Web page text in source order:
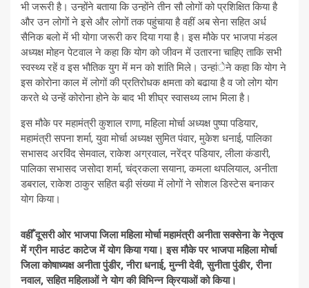
भी जरूरी है। उन्होंने बताया कि उन्होंने तीन सौ लोगों को प्रशिक्षित किया है
और उन लोगों ने इसे और लोगों तक पहुंचाया है वहीं अब सेना सहित अर्ध
सैनिक बलो में भी योगा जरूरी कर दिया गया है। इस मौके पर भाजपा मंडल
अध्यक्ष मोहन पेटवाल ने कहा कि योग को जीवन में उतारना चाहिए ताकि सभी
स्वस्थ्य रहें व इस भौतिक युग में मन को शांति मिले। उन्हांेने कहा कि योग ने
इस कोरोना काल में लोगों की प्रतिरोधक क्षमता को बढाया है व जो लोग योग
करते थे उन्हें कोरोना होने के बाद भी शीघ्र स्वासथ्य लाभ मिला है।
इस मौके पर महामंत्री कुशाल राणा, महिला मोर्चा अध्यक्ष पुष्पा पडियार,
महामंत्री सपना शर्मा, युवा मोर्चा अध्यक्ष सुमित पंवार, मुकेश धनाई, पालिका
सभासद अरविंद सेमवाल, राकेश अग्रवाल, नरेंद्र पडियार, लीला कंडारी,
पालिका सभासद जसोदा शर्मा, चंद्रकला सयाना, कमला थपलियाल, अनीता
डबराल, राकेश ठाकुर सहित बड़ी संख्या में लोगों ने सोशल डिस्टेस बनाकर
योग किया।
वहीँ दूसरी ओर भाजपा जिला महिला मोर्चा महामंत्री अनीता सक्सेना के नेतृत्व
में ग्रीन माउंट काटेज में योग किया गया। इस मौके पर भाजपा महिला मोर्चा
जिला कोषाध्यक्ष अनीता पुंडीर, नीरा धनाई, मुन्नी देवी, सुनीता पुंडीर, रीना
नवाल, सहित महिलाओं ने योग की विभिन्न क्रियाओं को किया।